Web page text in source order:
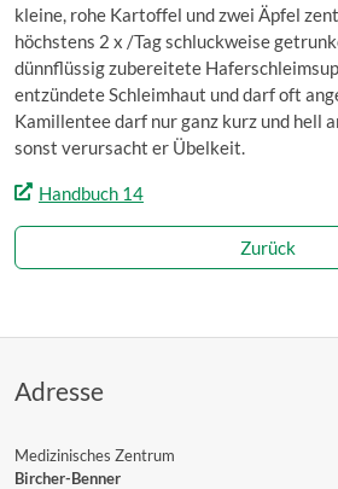
kleine, rohe Kartoffel und zwei Äpfel
höchstens 2 x /Tag schluckweise
dünnflüssig zubereitete
entzündete Schleimhaut und darf oft
Kamillentee darf nur ganz kurz und hell
sonst verursacht er Übelkeit.
Handbuch 14
Zurück
Adresse
Medizinisches Zentrum
Bircher-Benner